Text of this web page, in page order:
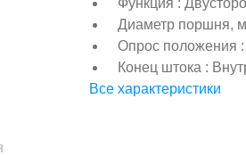
Функция :
Диаметр поршня,
Опрос положения
Конец штока :
Все характеристики